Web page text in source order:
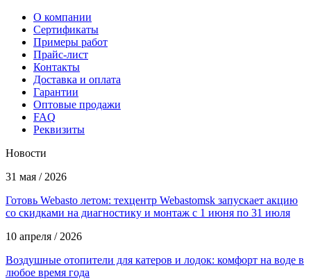
О компании
Сертификаты
Примеры работ
Прайс-лист
Контакты
Доставка и оплата
Гарантии
Оптовые продажи
FAQ
Реквизиты
Новости
31 мая / 2026
Готовь Webasto летом: техцентр Webastomsk запускает акцию
со скидками на диагностику и монтаж с 1 июня по 31 июля
10 апреля / 2026
Воздушные отопители для катеров и лодок: комфорт на воде в
любое время года